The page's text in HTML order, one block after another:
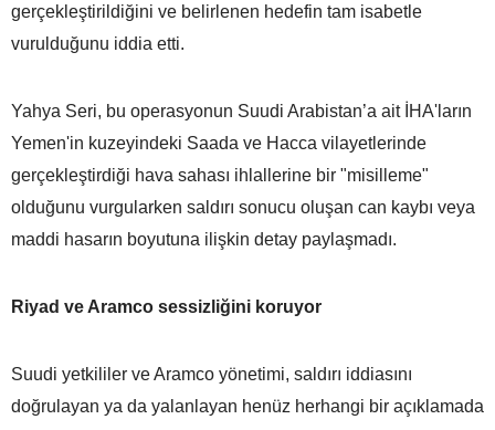
gerçekleştirildiğini ve belirlenen hedefin tam isabetle
vurulduğunu iddia etti.
Yahya Seri, bu operasyonun Suudi Arabistan’a ait İHA'ların
Yemen'in kuzeyindeki Saada ve Hacca vilayetlerinde
gerçekleştirdiği hava sahası ihlallerine bir "misilleme"
olduğunu vurgularken saldırı sonucu oluşan can kaybı veya
maddi hasarın boyutuna ilişkin detay paylaşmadı.
Riyad ve Aramco sessizliğini koruyor
Suudi yetkililer ve Aramco yönetimi, saldırı iddiasını
doğrulayan ya da yalanlayan henüz herhangi bir açıklamada